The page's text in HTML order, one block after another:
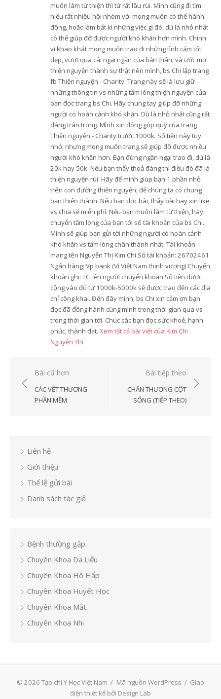
muốn làm từ thiện thì từ rất lâu rùi. Mình cũng đi tìm
hiểu rất nhiều hội nhóm với mong muốn có thể hành
động, hoặc làm bất kì những việc gì đó, dù là nhỏ nhất
có thể giúp đỡ được người khó khăn hơn mình. Chính
vì khao khát mong muốn trao đi những tình cảm tốt
đẹp, vượt qua cái ngại ngần của bản thân, và ước mơ
thiện nguyện thành sự thật nên mình, bs Chi lập trang
fb Thiện nguyện - Charity. Trang này sẽ là lưu giữ
những thông tin vs những tấm lòng thiện nguyện của
bạn đọc trang bs Chi. Hãy chung tay giúp đỡ những
người có hoàn cảnh khó khăn. Dù là nhỏ nhất cũng rất
đáng trân trọng. Mình xin đóng góp quỹ của trang
Thiện nguyện - Charity trước 1000k. Số tiền này tuy
nhỏ, nhưng mong muốn trang sẽ giúp đỡ được nhiều
người khó khăn hơn. Bạn đừng ngần ngại trao đi, dù là
20k hay 50k. Nếu bạn thấy thoả đáng thì điều đó đã là
thiện nguyện rùi. Hãy để mình giúp bạn 1 phần nhỏ
trên con đường thiện nguyện, để chúng ta có chung
bạn thiện thành. Nếu bạn đọc bài, thấy bài hay xin like
vs chia sẻ miễn phí. Nếu bạn muốn làm từ thiện, hãy
chuyển tấm lòng của bạn tới số tài khoản của bs Chi.
Mình sẽ giúp bạn gửi tới những người có hoàn cảnh
khó khăn vs tấm lòng chân thành nhất. Tài khoản
mang tên Nguyễn Thị Kim Chi Số tài khoản: 26702461
Ngân hàng: Vp bank (Vì Việt Nam thịnh vượng) Chuyển
khoản ghi: TC tên người chuyển khoản Số tiền được
cộng vào đủ từ 1000k-5000k sẽ được trao đến các địa
chỉ công khai. Đến đây mình, bs Chi xin cảm ơn bạn
đọc đã đồng hành cùng mình trong thời gian qua vs
trong thời gian tới. Chúc các bạn đọc sức khoẻ, hạnh
phúc, thành đạt. Xem tất cả bài viết của Kim Chi
Nguyễn Thị
Điều
hướng
Bài cũ hơn
CÁC VẾT THƯƠNG
PHẦN MỀM
Bài tiếp theo
CHẤN THƯƠNG CỘT
SỐNG (TIẾP THEO)
Liên hệ
Giới thiệu
Thể lệ gửi bài
Danh sách tác giả
Bệnh thường gặp
Chuyên Khoa Da Liễu
Chuyên Khoa Hô Hấp
Chuyên Khoa Huyết Học
Chuyên Khoa Mắt
Chuyên Khoa Nhi
© 2026 Tạp chí Y Học Việt Nam / Mã nguồn WordPress / Giao
diện thiết kế bởi Design Lab